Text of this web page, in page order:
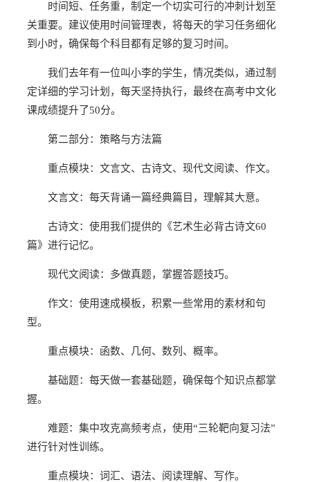
时间短、任务重，制定一个切实可行的冲刺计划至
关重要。建议使用时间管理表，将每天的学习任务细化
到小时，确保每个科目都有足够的复习时间。
我们去年有一位叫小李的学生，情况类似，通过制
定详细的学习计划，每天坚持执行，最终在高考中文化
课成绩提升了50分。
第二部分：策略与方法篇
重点模块：文言文、古诗文、现代文阅读、作文。
文言文：每天背诵一篇经典篇目，理解其大意。
古诗文：使用我们提供的《艺术生必背古诗文60
篇》进行记忆。
现代文阅读：多做真题，掌握答题技巧。
作文：使用速成模板，积累一些常用的素材和句
型。
重点模块：函数、几何、数列、概率。
基础题：每天做一套基础题，确保每个知识点都掌
握。
难题：集中攻克高频考点，使用“三轮靶向复习法”
进行针对性训练。
重点模块：词汇、语法、阅读理解、写作。